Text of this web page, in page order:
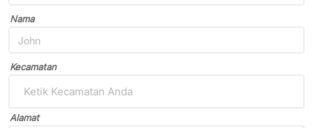
Nama
Kecamatan
Ketik Kecamatan Anda
Alamat